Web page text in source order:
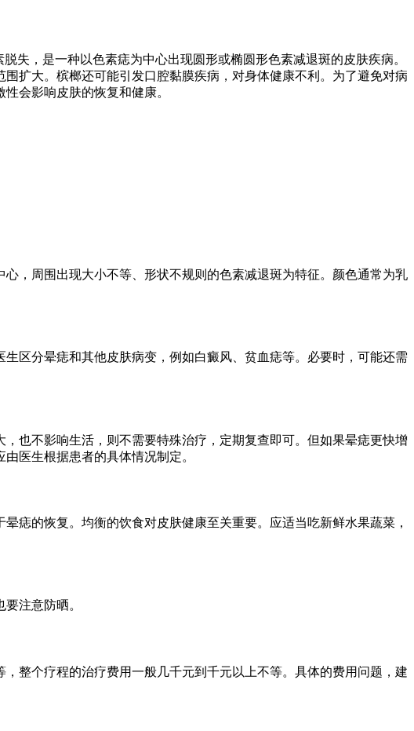
失，是一种以色素痣为中心出现圆形或椭圆形色素减退斑的皮肤疾病。
扩大。槟榔还可能引发口腔黏膜疾病，对身体健康不利。为了避免对病
会影响皮肤的恢复和健康。
，周围出现大小不等、形状不规则的色素减退斑为特征。颜色通常为乳
区分晕痣和其他皮肤病变，例如白癜风、贫血痣等。必要时，可能还需
也不影响生活，则不需要特殊治疗，定期复查即可。但如果晕痣更快增
医生根据患者的具体情况制定。
痣的恢复。均衡的饮食对皮肤健康至关重要。应适当吃新鲜水果蔬菜，
注意防晒。
整个疗程的治疗费用一般几千元到千元以上不等。具体的费用问题，建